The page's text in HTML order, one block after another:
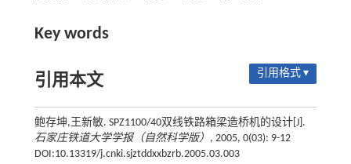
Key words
引用本文 引用格式 ▾
鲍存坤,王新敏. SPZ1100/40双线铁路箱梁造桥机的设计[J].
石家庄铁道大学学报（自然科学版） , 2005, 0(03): 9-12
DOI:10.13319/j.cnki.sjztddxxbzrb.2005.03.003